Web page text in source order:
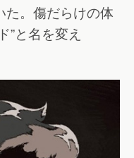
た。傷だらけの体
”と名を変え